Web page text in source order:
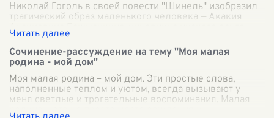
Николай Гоголь в своей повести "Шинель" изобразил
трагический образ маленького человека — Акакия
Акакиевича Башмачкина, чиновника низкого ранга,
который вдруг становится центром по
Сочинение-рассуждение на тему "Моя малая
родина - мой дом"
Моя малая родина – мой дом. Эти простые слова,
наполненные теплом и уютом, всегда вызывают у
меня светлые и трогательные воспоминания. Малая
родина — это не просто место рождения и